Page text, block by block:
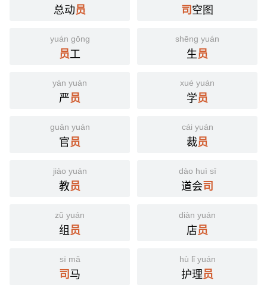
总动员 司空图
yuán gōng
员工
shēng yuán
生员
yán yuán
严员
xué yuán
学员
guān yuán
官员
cái yuán
裁员
jiào yuán
教员
dào huì sī
道会司
zǔ yuán
组员
diàn yuán
店员
sī mǎ
司马
hù lǐ yuán
护理员